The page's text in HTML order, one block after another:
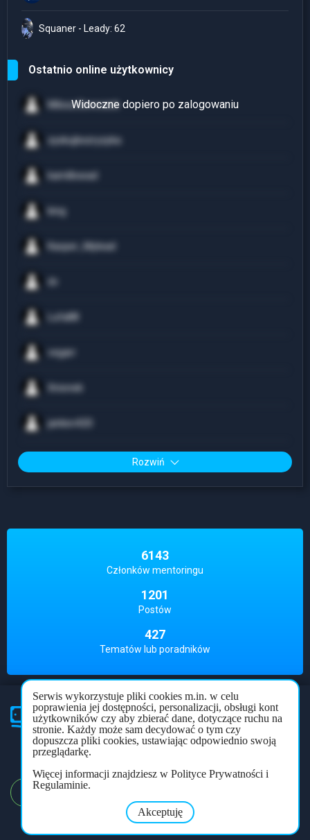
Squaner - Leady: 62
Ostatnio online użytkownicy
Milosz.Boreczek
zyskujbezryzyka
kamillowad
king
Kacper_Mylead
Lufa88
vegarr
Xnionek
jankev420
Rozwiń
6143
Członków mentoringu
1201
Postów
427
Tematów lub poradników
Polityka prywatności Regulamin Forum
Partner
mentoringu
REJESTRACJA
Serwis wykorzystuje pliki cookies m.in. w celu
poprawienia jej dostępności, personalizacji, obsługi kont
użytkowników czy aby zbierać dane, dotyczące ruchu na
stronie. Każdy może sam decydować o tym czy
dopuszcza pliki cookies, ustawiając odpowiednio swoją
przeglądarkę.
Więcej informacji znajdziesz w Polityce Prywatności i
Regulaminie.
Akceptuję